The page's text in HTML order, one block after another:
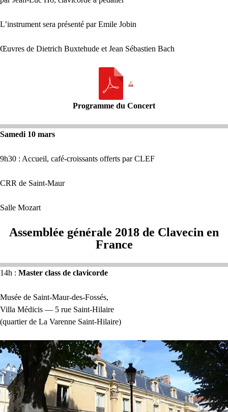
L’instrument sera présenté par Emile Jobin
Œuvres de Dietrich Buxtehude et Jean Sébastien Bach
Programme du Concert
Samedi 10 mars
9h30 : Accueil, café-croissants offerts parCLEF
CRR de Saint-Maur
Salle Mozart
Assemblée générale 2018 de Clavecin en
France
14h : Master class de clavicorde
Musée de Saint-Maur-des-Fossés,
Villa Médicis — 5 rue Saint-Hilaire
(quartier de La Varenne Saint-Hilaire)